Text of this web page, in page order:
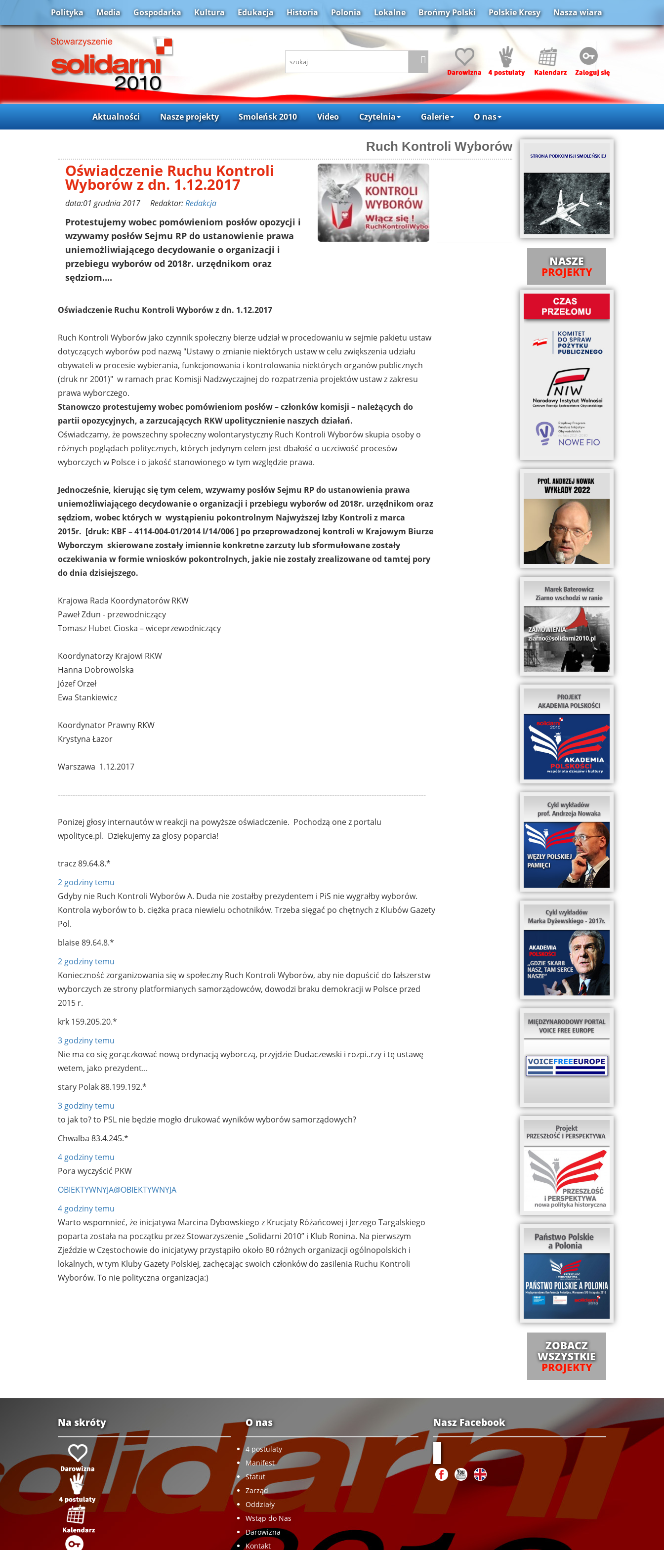
Polityka Media Gospodarka Kultura Edukacja Historia Polonia Lokalne Brońmy Polski Polskie Kresy Nasza wiara
Aktualności Nasze projekty Smoleńsk 2010 Video Czytelnia Galerie O nas
Ruch Kontroli Wyborów
Oświadczenie Ruchu Kontroli
Wyborów z dn. 1.12.2017
data:01 grudnia 2017 Redaktor:Redakcja
Protestujemy wobec pomówieniom posłów opozycji i
wzywamy posłów Sejmu RP do ustanowienie prawa
uniemożliwiającego decydowanie o organizacji i
przebiegu wyborów od 2018r. urzędnikom oraz
sędziom....
Oświadczenie Ruchu Kontroli Wyborów z dn. 1.12.2017
Ruch Kontroli Wyborów jako czynnik społeczny bierze udział w procedowaniu w sejmie pakietu ustaw
dotyczących wyborów pod nazwą "Ustawy o zmianie niektórych ustaw w celu zwiększenia udziału
obywateli w procesie wybierania, funkcjonowania i kontrolowania niektórych organów publicznych
(druk nr 2001)" w ramach prac Komisji Nadzwyczajnej do rozpatrzenia projektów ustaw z zakresu
prawa wyborczego.
Stanowczo protestujemy wobec pomówieniom posłów – członków komisji – należących do
partii opozycyjnych, a zarzucających RKW upolitycznienie naszych działań.
Oświadczamy, że powszechny społeczny wolontarystyczny Ruch Kontroli Wyborów skupia osoby o
różnych poglądach politycznych, których jedynym celem jest dbałość o uczciwość procesów
wyborczych w Polsce i o jakość stanowionego w tym względzie prawa.
Jednocześnie, kierując się tym celem, wzywamy posłów Sejmu RP do ustanowienia prawa
uniemożliwiającego decydowanie o organizacji i przebiegu wyborów od 2018r. urzędnikom oraz
sędziom, wobec których w wystąpieniu pokontrolnym Najwyższej Izby Kontroli z marca
2015r. [druk: KBF – 4114-004-01/2014 I/14/006 ] po przeprowadzonej kontroli w Krajowym Biurze
Wyborczym skierowane zostały imiennie konkretne zarzuty lub sformułowane zostały
oczekiwania w formie wniosków pokontrolnych, jakie nie zostały zrealizowane od tamtej pory
do dnia dzisiejszego.
Krajowa Rada Koordynatorów RKW
Paweł Zdun - przewodniczący
Tomasz Hubet Cioska – wiceprzewodniczący
Koordynatorzy Krajowi RKW
Hanna Dobrowolska
Józef Orzeł
Ewa Stankiewicz
Koordynator Prawny RKW
Krystyna Łazor
Warszawa 1.12.2017
-----------------------------------------------------------------------------------------------------------------------------------------------------
Ponizej głosy internautów w reakcji na powyższe oświadczenie. Pochodzą one z portalu
wpolityce.pl. Dziękujemy za glosy poparcia!
tracz89.64.8.*
2 godziny temu
Gdyby nie Ruch Kontroli Wyborów A. Duda nie zostałby prezydentem i PiS nie wygrałby wyborów.
Kontrola wyborów to b. ciężka praca niewielu ochotników. Trzeba sięgać po chętnych z Klubów Gazety
Pol.
blaise89.64.8.*
2 godziny temu
Konieczność zorganizowania się w społeczny Ruch Kontroli Wyborów, aby nie dopuścić do fałszerstw
wyborczych ze strony platformianych samorządowców, dowodzi braku demokracji w Polsce przed
2015 r.
krk 159.205.20.*
3 godziny temu
Nie ma co się gorączkować nową ordynacją wyborczą, przyjdzie Dudaczewski i rozpi..rzy i tę ustawę
wetem, jako prezydent...
stary Polak88.199.192.*
3 godziny temu
to jak to? to PSL nie będzie mogło drukować wyników wyborów samorządowych?
Chwalba 83.4.245.*
4 godziny temu
Pora wyczyścić PKW
OBIEKTYWNYJA@OBIEKTYWNYJA
4 godziny temu
Warto wspomnieć, że inicjatywa Marcina Dybowskiego z Krucjaty Różańcowej i Jerzego Targalskiego
poparta została na początku przez Stowarzyszenie „Solidarni 2010” i Klub Ronina. Na pierwszym
Zjeździe w Częstochowie do inicjatywy przystąpiło około 80 różnych organizacji ogólnopolskich i
lokalnych, w tym Kluby Gazety Polskiej, zachęcając swoich członków do zasilenia Ruchu Kontroli
Wyborów. To nie polityczna organizacja:)
NASZE
PROJEKTY
ZOBACZ
WSZYSTKIE
PROJEKTY
Na skróty O nas
4 postulaty
Manifest
Statut
Zarząd
Oddziały
Wstąp do Nas
Darowizna
Kontakt
Nasz Facebook